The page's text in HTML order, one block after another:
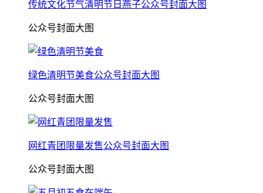
传统文化节气清明节日燕子公众号封面大图
公众号封面大图
绿色清明节美食公众号封面大图
公众号封面大图
网红青团限量发售公众号封面大图
公众号封面大图